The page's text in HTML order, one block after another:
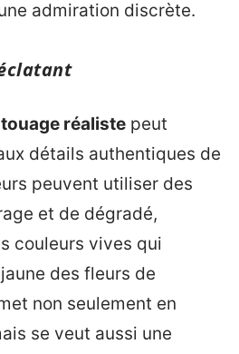
admiration discrète.
réaliste peut
détails authentiques de
peuvent utiliser des
et de dégradé,
couleurs vives qui
des fleurs de
non seulement en
se veut aussi une